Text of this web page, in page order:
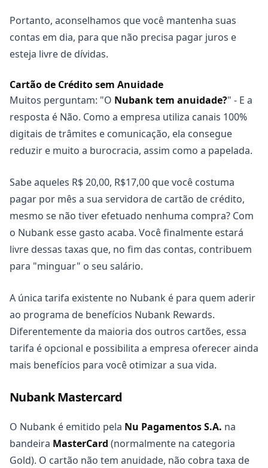
Portanto, aconselhamos que você mantenha suas
contas em dia, para que não precisa pagar juros e
esteja livre de dívidas.
Cartão de Crédito sem Anuidade
Muitos perguntam: "O Nubank tem anuidade?" - E a
resposta é Não. Como a empresa utiliza canais 100%
digitais de trâmites e comunicação, ela consegue
reduzir e muito a burocracia, assim como a papelada.
Sabe aqueles R$ 20,00, R$17,00 que você costuma
pagar por mês a sua servidora de cartão de crédito,
mesmo se não tiver efetuado nenhuma compra? Com
o Nubank esse gasto acaba. Você finalmente estará
livre dessas taxas que, no fim das contas, contribuem
para "minguar" o seu salário.
A única tarifa existente no Nubank é para quem aderir
ao programa de benefícios Nubank Rewards.
Diferentemente da maioria dos outros cartões, essa
tarifa é opcional e possibilita a empresa oferecer ainda
mais benefícios para você otimizar a sua vida.
Nubank Mastercard
O Nubank é emitido pela Nu Pagamentos S.A. na
bandeira MasterCard (normalmente na categoria
Gold). O cartão não tem anuidade, não cobra taxa de